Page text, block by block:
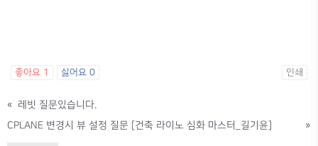
좋아요 1 싫어요 0 인쇄
« 레빗 질문있습니다.
CPLANE 변경시 뷰 설정 질문 [건축 라이노 심화 마스터_길기윤]
»